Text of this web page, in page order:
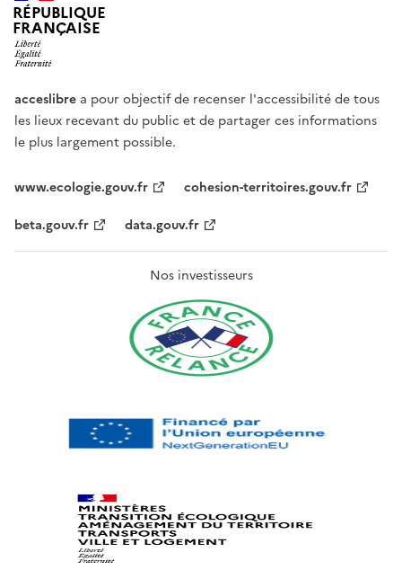
RÉPUBLIQUE
FRANÇAISE
acceslibre a pour objectif de recenser l'accessibilité de tous
les lieux recevant du public et de partager ces informations
le plus largement possible.
www.ecologie.gouv.fr
cohesion-territoires.gouv.fr
beta.gouv.fr
data.gouv.fr
Nos investisseurs